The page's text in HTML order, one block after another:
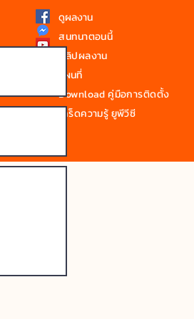
ดูผลงาน
สนทนาตอนนี้
คลิปผลงาน
แผนที่
Download คู่มือการติดตั้ง
เกร็ดความรู้ ยูพีวีซี